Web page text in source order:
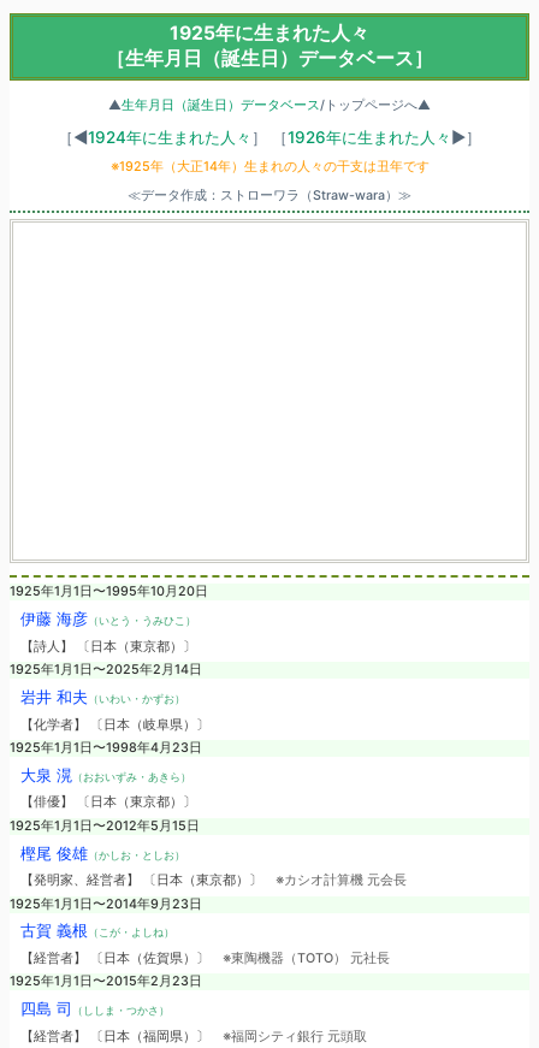
1925年に生まれた人々
［生年月日（誕生日）データベース］
▲生年月日（誕生日）データベース/トップページへ▲
［◀1924年に生まれた人々 ］ ［1926年に生まれた人々 ▶］
※1925年（大正14年）生まれの人々の干支は丑年です
≪データ作成：ストローワラ（Straw-wara）≫
1925年1月1日〜1995年10月20日
伊藤 海彦（いとう・うみひこ）
【詩人】 〔日本（東京都）〕
1925年1月1日〜2025年2月14日
岩井 和夫 （いわい・かずお）
【化学者】 〔日本（岐阜県）〕
1925年1月1日〜1998年4月23日
大泉 滉 （おおいずみ・あきら）
【俳優】 〔日本（東京都）〕
1925年1月1日〜2012年5月15日
樫尾 俊雄（かしお・としお）
【発明家、経営者】 〔日本（東京都）〕 ※カシオ計算機 元会長
1925年1月1日〜2014年9月23日
古賀 義根 （こが・よしね）
【経営者】 〔日本（佐賀県）〕 ※東陶機器（TOTO） 元社長
1925年1月1日〜2015年2月23日
四島 司 （ししま・つかさ）
【経営者】 〔日本（福岡県）〕 ※福岡シティ銀行 元頭取